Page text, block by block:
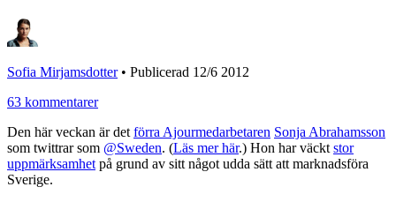
Sofia Mirjamsdotter• Publicerad 12/6 2012
63 kommentarer
Den här veckan är det förra Ajourmedarbetaren Sonja Abrahamsson
som twittrar som @Sweden. (Läs mer här.) Hon har väckt stor
uppmärksamhet på grund av sitt något udda sätt att marknadsföra
Sverige.